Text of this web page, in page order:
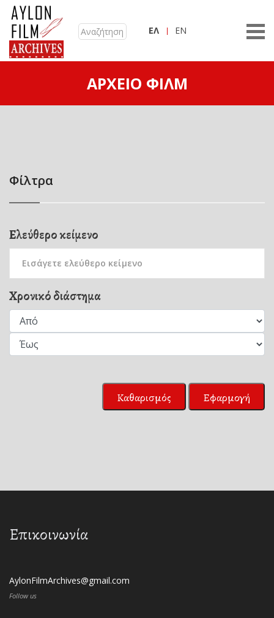
ΕΛ EN
ΑΡΧΕΊΟ ΦΙΛΜ
Φίλτρα
Ελεύθερο κείμενο
Χρονικό διάστημα
Καθαρισμός Εφαρμογή
Επικοινωνία
AylonFilmArchives@gmail.com
Follow us